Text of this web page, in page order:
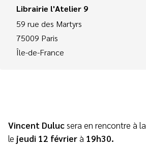
Librairie l'Atelier 9
59 rue des Martyrs
75009 Paris
Île-de-France
Vincent Dulucsera en rencontre à la
le jeudi 12 févrierà 19h30.